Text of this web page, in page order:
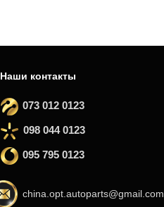
Наши контакты
073 012 0123
098 044 0123
095 795 0123
china.opt.autoparts@gmail.com